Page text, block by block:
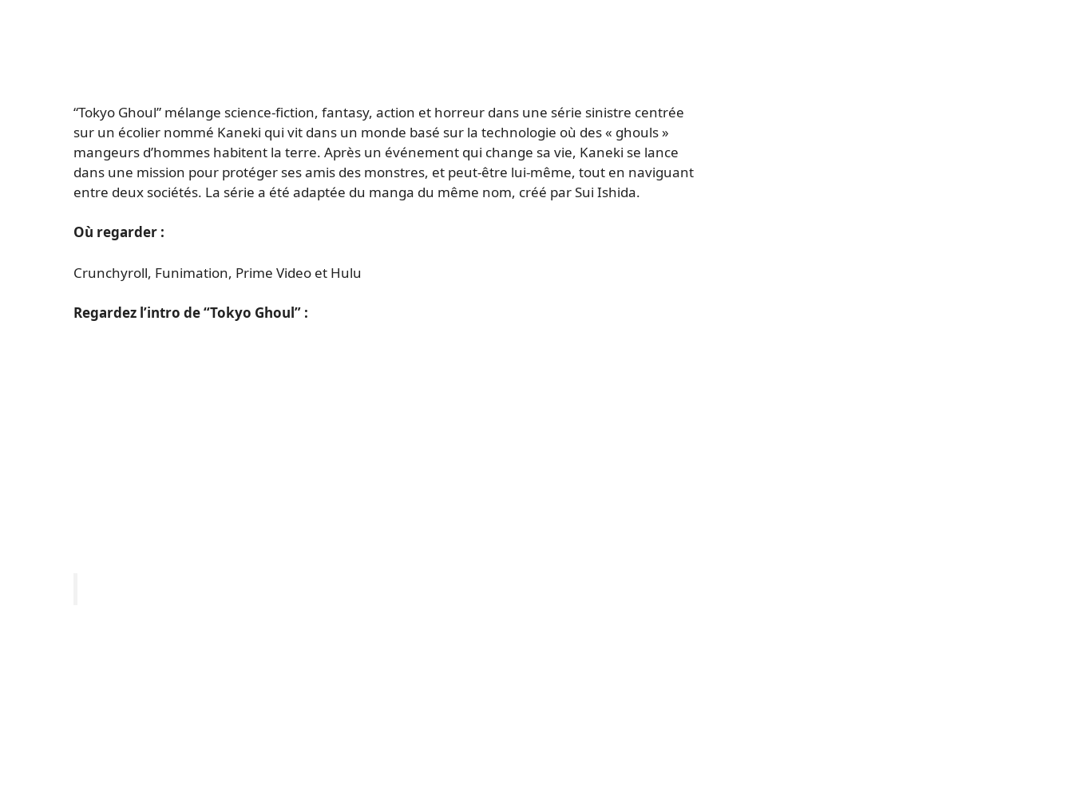
“Tokyo Ghoul” mélange science-fiction, fantasy, action et horreur dans une série sinistre centrée
sur un écolier nommé Kaneki qui vit dans un monde basé sur la technologie où des « ghouls »
mangeurs d’hommes habitent la terre. Après un événement qui change sa vie, Kaneki se lance
dans une mission pour protéger ses amis des monstres, et peut-être lui-même, tout en naviguant
entre deux sociétés. La série a été adaptée du manga du même nom, créé par Sui Ishida.
Où regarder :
Crunchyroll, Funimation, Prime Video et Hulu
Regardez l’intro de “Tokyo Ghoul” :